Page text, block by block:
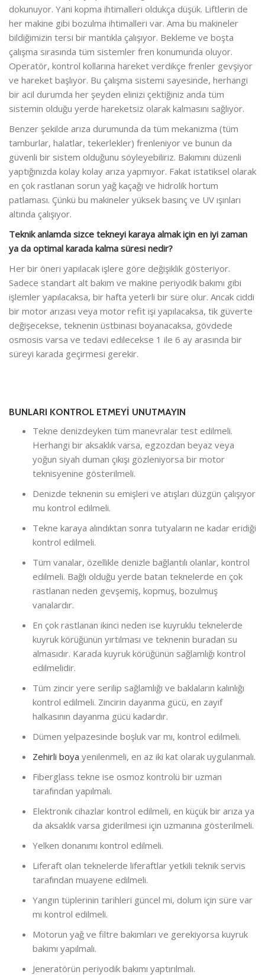
dokunuyor. Yani kopma ihtimalleri oldukça düşük. Liftlerin de
her makine gibi bozulma ihtimalleri var. Ama bu makineler
bildiğimizin tersi bir mantıkla çalışıyor. Bekleme ve boşta
çalışma sırasında tüm sistemler fren konumunda oluyor.
Operatör, kontrol kollarına hareket verdikçe frenler gevşiyor
ve hareket başlıyor. Bu çalışma sistemi sayesinde, herhangi
bir acil durumda her şeyden elinizi çektiğiniz anda tüm
sistemin olduğu yerde hareketsiz olarak kalmasını sağlıyor.
Benzer şekilde arıza durumunda da tüm mekanizma (tüm
tamburlar, halatlar, tekerlekler) frenleniyor ve bunun da
güvenli bir sistem olduğunu söyleyebiliriz. Bakımını düzenli
yaptığınızda kolay kolay arıza yapmıyor. Fakat istatiksel olarak
en çok rastlanan sorun yağ kaçağı ve hidrolik hortum
patlaması. Çünkü bu makineler yüksek basınç ve UV ışınları
altında çalışıyor.
Teknik anlamda sizce tekneyi karaya almak için en iyi zaman
ya da optimal karada kalma süresi nedir?
Her bir öneri yapılacak işlere göre değişiklik gösteriyor.
Sadece standart alt bakım ve makine periyodik bakımı gibi
işlemler yapılacaksa, bir hafta yeterli bir süre olur. Ancak ciddi
bir motor arızası veya motor refit işi yapılacaksa, tik güverte
değişecekse, teknenin üstbinası boyanacaksa, gövdede
osmosis varsa ve tedavi edilecekse 1 ile 6 ay arasında bir
süreyi karada geçirmesi gerekir.
BUNLARI KONTROL ETMEYİ UNUTMAYIN
Tekne denizdeyken tüm manevralar test edilmeli.
Herhangi bir aksaklık varsa, egzozdan beyaz veya
yoğun siyah duman çıkışı gözleniyorsa bir motor
teknisyenine gösterilmeli.
Denizde teknenin su emişleri ve atışları düzgün çalışıyor
mu kontrol edilmeli.
Tekne karaya alındıktan sonra tutyaların ne kadar eridiği
kontrol edilmeli.
Tüm vanalar, özellikle denizle bağlantılı olanlar, kontrol
edilmeli. Bağlı olduğu yerde batan teknelerde en çok
rastlanan neden gevşemiş, kopmuş, bozulmuş
vanalardır.
En çok rastlanan ikinci neden ise kuyruklu teknelerde
kuyruk körüğünün yırtılması ve teknenin buradan su
almasıdır. Karada kuyruk körüğünün sağlamlığı kontrol
edilmelidir.
Tüm zincir yere serilip sağlamlığı ve baklaların kalınlığı
kontrol edilmeli. Zincirin dayanma gücü, en zayıf
halkasının dayanma gücü kadardır.
Dümen yelpazesinde boşluk var mı, kontrol edilmeli.
Zehirli boya yenilenmeli, en az iki kat olarak uygulanmalı.
Fiberglass tekne ise osmoz kontrolü bir uzman
tarafından yapılmalı.
Elektronik cihazlar kontrol edilmeli, en küçük bir arıza ya
da aksaklık varsa giderilmesi için uzmanına gösterilmeli.
Yelken donanımı kontrol edilmeli.
Liferaft olan teknelerde liferaftlar yetkili teknik servis
tarafından muayene edilmeli.
Yangın tüplerinin tarihleri güncel mi, dolum için süre var
mı kontrol edilmeli.
Motorun yağ ve filtre bakımları ve gerekiyorsa kuyruk
bakımı yapılmalı.
Jeneratörün periyodik bakımı yaptırılmalı.